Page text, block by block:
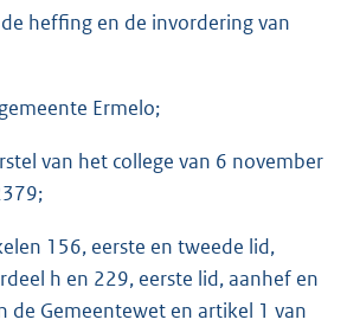
heffing en de invordering van
Ermelo;
van het college van 6 november
156, eerste en tweede lid,
h en 229, eerste lid, aanhef en
de Gemeentewet en artikel 1 van